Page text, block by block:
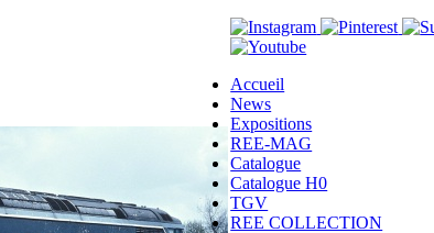
Accueil
News
Expositions
REE-MAG
Catalogue
Catalogue H0
TGV
REE COLLECTION